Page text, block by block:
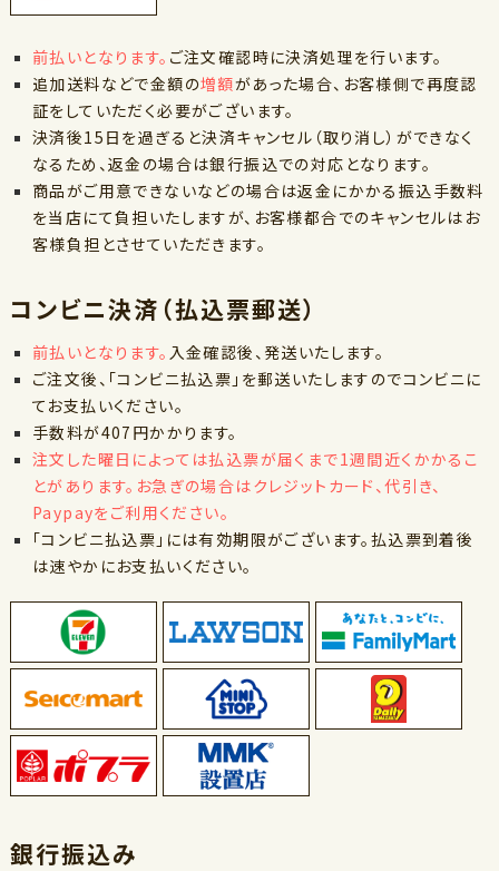
前払いとなります。 ご注文確認時に決済処理を行います。
追加送料などで金額の増額があった場合、お客様側で再度認
証をしていただく必要がございます。
決済後15日を過ぎると決済キャンセル（取り消し）ができなく
なるため、返金の場合は銀行振込での対応となります。
商品がご用意できないなどの場合は返金にかかる振込手数料
を当店にて負担いたしますが、お客様都合でのキャンセルはお
客様負担とさせていただきます。
コンビニ決済（払込票郵送）
前払いとなります。 入金確認後、発送いたします。
ご注文後、「コンビニ払込票」を郵送いたしますのでコンビニに
てお支払いください。
手数料が407円かかります。
注文した曜日によっては払込票が届くまで1週間近くかかるこ
とがあります。お急ぎの場合はクレジットカード、代引き、
Paypayをご利用ください。
「コンビニ払込票」には有効期限がございます。払込票到着後
は速やかにお支払いください。
銀行振込み